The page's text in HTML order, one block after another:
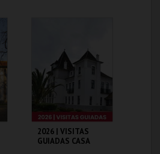
MAIS INFO
COMPRAR
2026 | VISITAS
GUIADAS CASA